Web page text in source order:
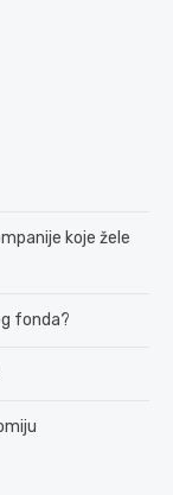
koje žele
fonda?